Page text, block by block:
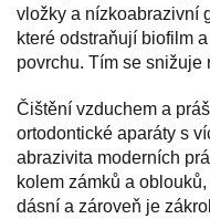
vložky a nízkoabrazivní
které odstraňují biofilm
povrchu. Tím se snižuje
Čištění vzduchem a
ortodontické aparáty s
abrazivita moderních
kolem zámků a
dásní a zároveň je